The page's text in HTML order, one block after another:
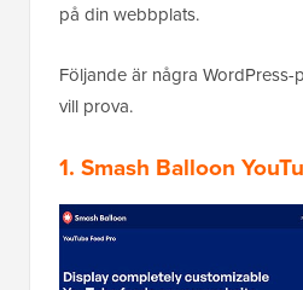
på din webbplats.
Följande är några
vill prova.
1. Smash Balloon